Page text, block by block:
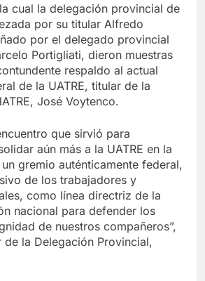
cual la delegación provincial de
por su titular Alfredo
por el delegado provincial
Portigliati, dieron muestras
respaldo al actual
de la UATRE, titular de la
José Voytenco.
que sirvió para
aún más a la UATRE en la
gremio auténticamente federal,
de los trabajadores y
como línea directriz de la
nacional para defender los
de nuestros compañeros”,
la Delegación Provincial,